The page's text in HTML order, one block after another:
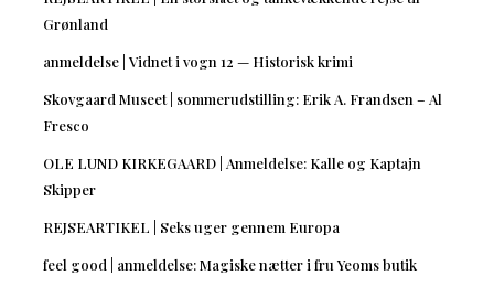
Grønland
anmeldelse | Vidnet i vogn 12 — Historisk krimi
Skovgaard Museet | sommerudstilling: Erik A. Frandsen – Al
Fresco
OLE LUND KIRKEGAARD | Anmeldelse: Kalle og Kaptajn
Skipper
REJSEARTIKEL | Seks uger gennem Europa
feel good | anmeldelse: Magiske nætter i fru Yeoms butik